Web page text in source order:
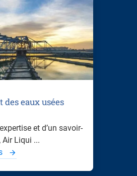
eaux usées
et d’un savoir-
Liqui ...